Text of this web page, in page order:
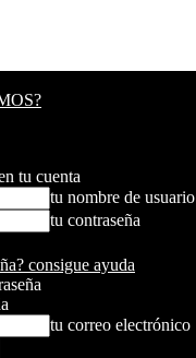
tu cuenta
tu nombre de usuario
tu contraseña
consigue ayuda
tu correo electrónico